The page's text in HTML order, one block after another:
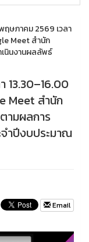
ษภาคม 2569 เวลา
Meet สำนัก
นินงานผลลัพธ์
13.30–16.00
Meet สำนัก
ามผลการ
ำปีงบประมาณ
Email